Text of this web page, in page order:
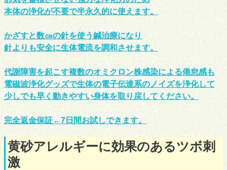
本体の浄化が不要で半永久的に使えます。
かざすと数㎝の針を使う鍼治療になり
針よりも安全に生体電流を調和させます。
代謝障害を起こす複数のオミクロン株感染による倦怠感も
電磁波浄化グッズで生体の電子伝達系のノイズを浄化して
少しでも早く動きやすい身体を取り戻してください。
完全返金保証←7日間お試しできます。
黄砂アレルギーに効果のあるツボ刺
激